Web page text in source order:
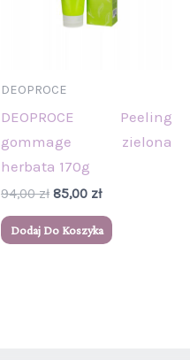
DEOPROCE
DEOPROCE Peeling
gommage zielona
herbata 170g
94,00zł 85,00 zł
Dodaj Do Koszyka